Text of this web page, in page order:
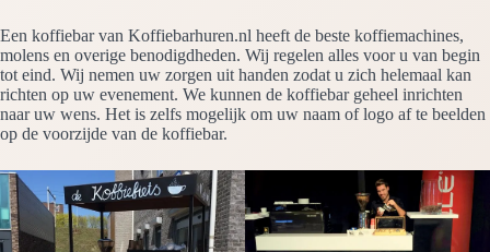
Een koffiebar van Koffiebarhuren.nl heeft de beste koffiemachines,
molens en overige benodigdheden. Wij regelen alles voor u van begin
tot eind. Wij nemen uw zorgen uit handen zodat u zich helemaal kan
richten op uw evenement. We kunnen de koffiebar geheel inrichten
naar uw wens. Het is zelfs mogelijk om uw naam of logo af te beelden
op de voorzijde van de koffiebar.